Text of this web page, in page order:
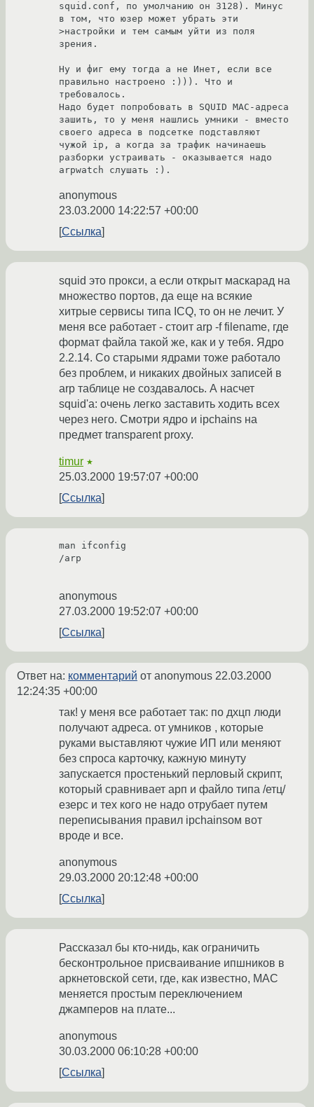
squid.conf, по умолчанию он 3128). Минус
в том, что юзер может убрать эти
>настройки и тем самым уйти из поля
зрения.
Ну и фиг ему тогда а не Инет, если все
правильно настроено :))). Что и
требовалось.
Надо будет попробовать в SQUID MAC-адреса
зашить, то у меня нашлись умники - вместо
своего адреса в подсетке подставляют
чужой ip, а когда за трафик начинаешь
разборки устраивать - оказывается надо
arpwatch слушать :).
anonymous
23.03.2000 14:22:57 +00:00
Ссылка
squid это прокси, а если открыт маскарад на
множество портов, да еще на всякие
хитрые сервисы типа ICQ, то он не лечит. У
меня все работает - стоит arp -f filename, где
формат файла такой же, как и у тебя. Ядро
2.2.14. Со старыми ядрами тоже работало
без проблем, и никаких двойных записей в
arp таблице не создавалось. А насчет
squid'a: очень легко заставить ходить всех
через него. Смотри ядро и ipchains на
предмет transparent proxy.
timur ★
25.03.2000 19:57:07 +00:00
Ссылка
man ifconfig
/arp
anonymous
27.03.2000 19:52:07 +00:00
Ссылка
Ответ на: комментарий от anonymous 22.03.2000
12:24:35 +00:00
так! у меня все работает так: по дхцп люди
получают адреса. от умников , которые
руками выставляют чужие ИП или меняют
без спроса карточку, кажную минуту
запускается простенький перловый скрипт,
который сравнивает арп и файло типа /етц/
езерс и тех кого не надо отрубает путем
переписывания правил ipchainsом вот
вроде и все.
anonymous
29.03.2000 20:12:48 +00:00
Ссылка
Рассказал бы кто-нидь, как ограничить
бесконтрольное присваивание ипшников в
аркнетовской сети, где, как известно, MAC
меняется простым переключением
джамперов на плате...
anonymous
30.03.2000 06:10:28 +00:00
Ссылка